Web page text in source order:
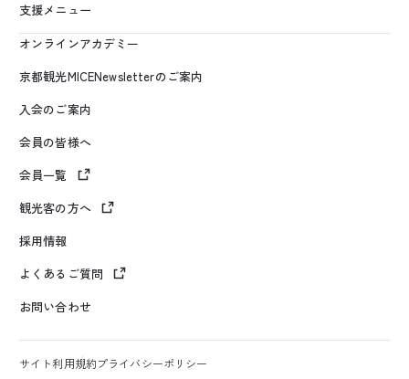
支援メニュー
オンラインアカデミー
京都観光MICENewsletterのご案内
入会のご案内
会員の皆様へ
会員一覧
観光客の方へ
採用情報
よくあるご質問
お問い合わせ
サイト利用規約プライバシーポリシー